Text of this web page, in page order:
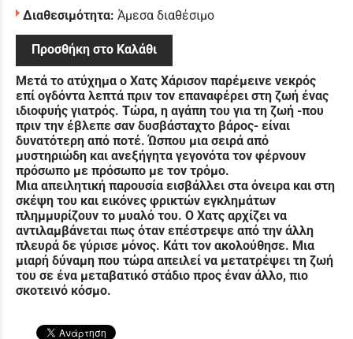
Διαθεσιμότητα: Άμεσα διαθέσιμο
Προσθήκη στο Καλάθι
Μετά το ατύχημα ο Χατς Χάρισον παρέμεινε νεκρός
επί ογδόντα λεπτά πριν τον επαναφέρει στη ζωή ένας
ιδιοφυής γιατρός. Τώρα, η αγάπη του για τη ζωή -που
πριν την έβλεπε σαν δυσβάσταχτο βάρος- είναι
δυνατότερη από ποτέ. Ώσπου μια σειρά από
μυστηριώδη και ανεξήγητα γεγονότα τον φέρνουν
πρόσωπο με πρόσωπο με τον τρόμο.
Μια απειλητική παρουσία εισβάλλει στα όνειρα και στη
σκέψη του και εικόνες φρικτών εγκλημάτων
πλημμυρίζουν το μυαλό του. Ο Χατς αρχίζει να
αντιλαμβάνεται πως όταν επέστρεψε από την άλλη
πλευρά δε γύρισε μόνος. Κάτι τον ακολούθησε. Μια
μιαρή δύναμη που τώρα απειλεί να μετατρέψει τη ζωή
του σε ένα μεταβατικό στάδιο προς έναν άλλο, πιο
σκοτεινό κόσμο.